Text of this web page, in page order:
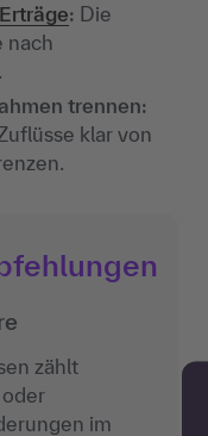
Erträge: Die
nach
trennen:
klar von
zählt
im